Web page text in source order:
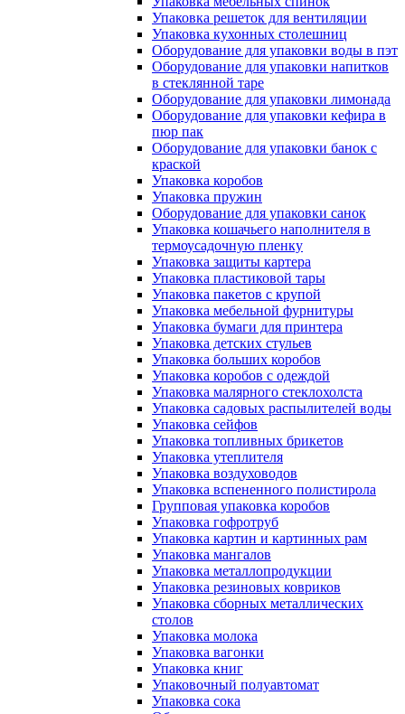
Упаковка решеток для вентиляции
Упаковка кухонных столешниц
Оборудование для упаковки воды в пэт
Оборудование для упаковки напитков
в стеклянной таре
Оборудование для упаковки лимонада
Оборудование для упаковки кефира в
пюр пак
Оборудование для упаковки банок с
краской
Упаковка коробов
Упаковка пружин
Оборудование для упаковки санок
Упаковка кошачьего наполнителя в
термоусадочную пленку
Упаковка защиты картера
Упаковка пластиковой тары
Упаковка пакетов с крупой
Упаковка мебельной фурнитуры
Упаковка бумаги для принтера
Упаковка детских стульев
Упаковка больших коробов
Упаковка коробов с одеждой
Упаковка малярного стеклохолста
Упаковка садовых распылителей воды
Упаковка сейфов
Упаковка топливных брикетов
Упаковка утеплителя
Упаковка воздуховодов
Упаковка вспененного полистирола
Групповая упаковка коробов
Упаковка гофротруб
Упаковка картин и картинных рам
Упаковка мангалов
Упаковка металлопродукции
Упаковка резиновых ковриков
Упаковка сборных металлических
столов
Упаковка молока
Упаковка вагонки
Упаковка книг
Упаковочный полуавтомат
Упаковка сока